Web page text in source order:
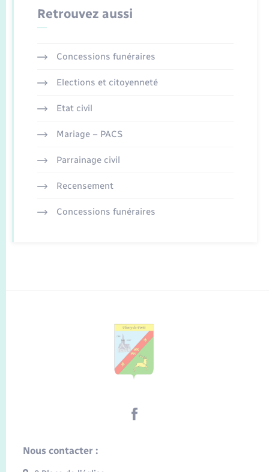
Retrouvez aussi
Concessions funéraires
Elections et citoyenneté
Etat civil
Mariage – PACS
Parrainage civil
Recensement
Concessions funéraires
Nous contacter :